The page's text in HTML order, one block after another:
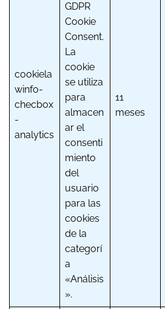
cookiela
winfo-
checbox
-
analytics
GDPR
Cookie
Consent.
La
cookie
se utiliza
para
almacen
ar el
consenti
miento
del
usuario
para las
cookies
de la
categorí
a
«Análisis
».
11
meses